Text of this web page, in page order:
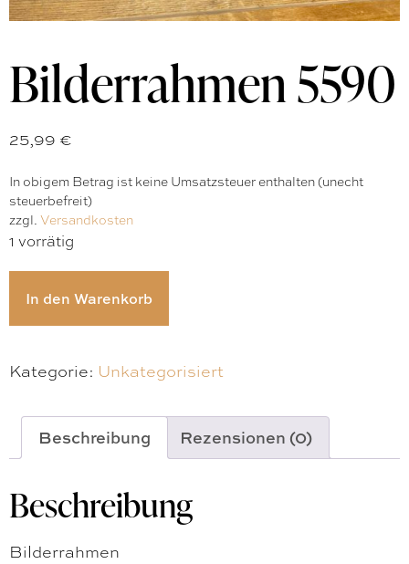
Bilderrahmen 5590
25,99 €
In obigem Betrag ist keine Umsatzsteuer enthalten (unecht
steuerbefreit)
zzgl. Versandkosten
1 vorrätig
In den Warenkorb
Kategorie: Unkategorisiert
Beschreibung Rezensionen (0)
Beschreibung
Bilderrahmen